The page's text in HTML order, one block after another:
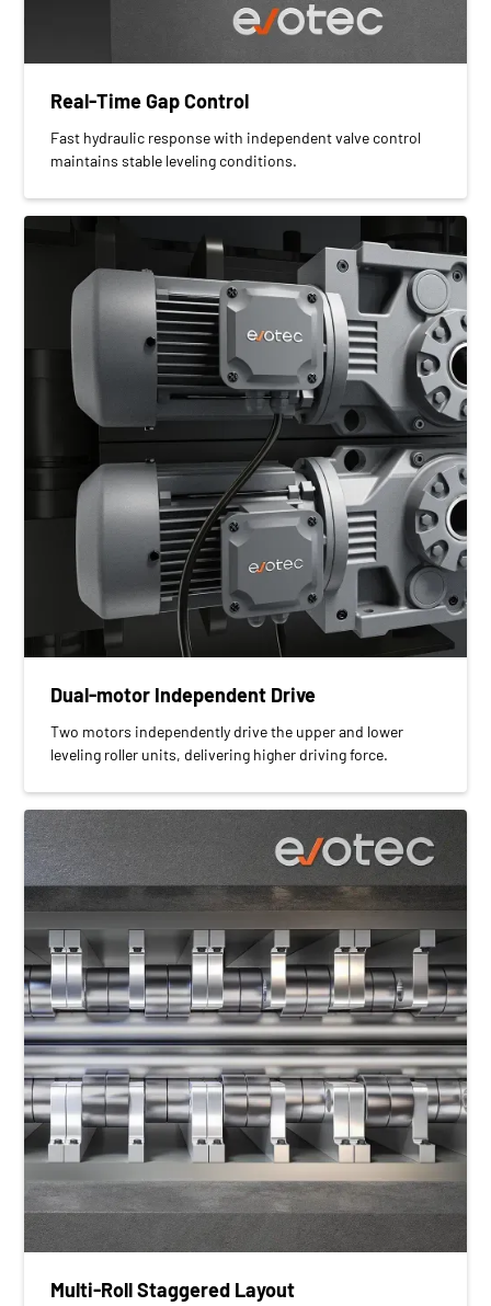
Real-Time Gap Control
Fast hydraulic response with independent valve control
maintains stable leveling conditions.
Dual-motor Independent Drive
Two motors independently drive the upper and lower
leveling roller units, delivering higher driving force.
Multi-Roll Staggered Layout